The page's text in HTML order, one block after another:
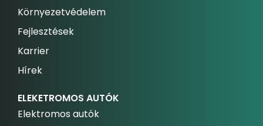
Környezetvédelem
Fejlesztések
Karrier
Hírek
ELEKETROMOS AUTÓK
Elektromos autók